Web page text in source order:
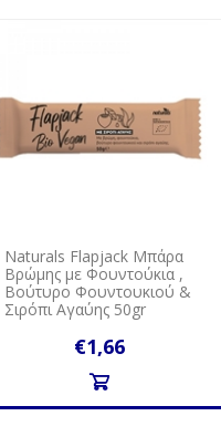
Naturals Flapjack Μπάρα
Βρώμης με Φουντούκια ,
Βούτυρο Φουντουκιού &
Σιρόπι Αγαύης 50gr
€1,66